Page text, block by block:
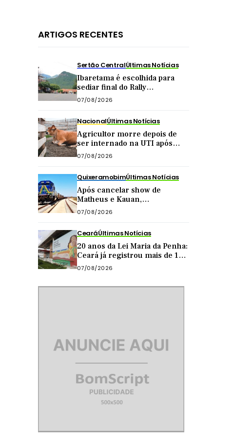
ARTIGOS RECENTES
Sertão CentralÚltimas Notícias
Ibaretama é escolhida para
sediar final do Rally
Forrageiras, evento agro
organizado pela CNA
07/08/2026
NacionalÚltimas Notícias
Agricultor morre depois de
ser internado na UTI após
levar ‘marrada’ de vaca
enquanto tirava leite
07/08/2026
QuixeramobimÚltimas Notícias
Após cancelar show de
Matheus e Kauan,
Quixeramobim anuncia vagão
da Transnordestina como
atração de aniversário do
município
07/08/2026
CearáÚltimas Notícias
20 anos da Lei Maria da Penha:
Ceará já registrou mais de 13
mil casos de violência contra
mulher este ano
07/08/2026